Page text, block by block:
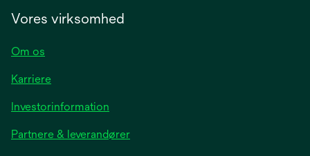
Vores virksomhed
Om os
Karriere
Investorinformation
a
Partnere & leverandører